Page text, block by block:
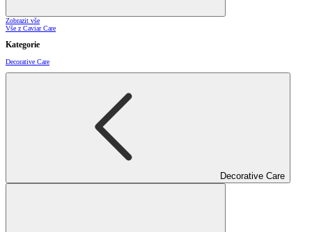
Zobrazit vše
Vše z Caviar Care
Kategorie
Decorative Care
Decorative Care